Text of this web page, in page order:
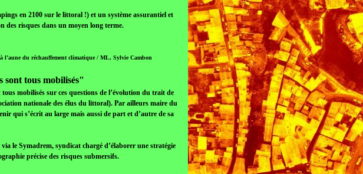
en 2100 sur le littoral !) et un système assurantiel et
des risques dans un moyen long terme.
l’aune du réchauffement climatique / ML, Sylvie Cambon
sont tous mobilisés"
mobilisés sur ces questions de l’évolution du trait de
nationale des élus du littoral). Par ailleurs maire du
qui s’écrit au large mais aussi de part et d’autre de sa
le Symadrem, syndicat chargé d’élaborer une stratégie
précise des risques submersifs.